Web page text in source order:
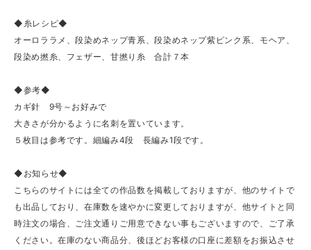
◆糸レシピ◆
オーロララメ、段染めネップ青系、段染めネップ紫ピンク系、モヘア、
段染め撚糸、フェザー、甘撚り糸 合計７本
◆参考◆
カギ針 9号～お好みで
大きさが分かるように名刺を置いています。
５枚目は参考です。細編み4段 長編み1段です。
◆お知らせ◆
こちらのサイトには全ての作品数を掲載しておりますが、他のサイトで
も出品しており、在庫数を速やかに変更しておりますが、他サイトと同
時注文の場合、ご注文通りご用意できない事もございますので、ご了承
ください。在庫のない商品分、後ほどお客様の口座に差額をお振込させ